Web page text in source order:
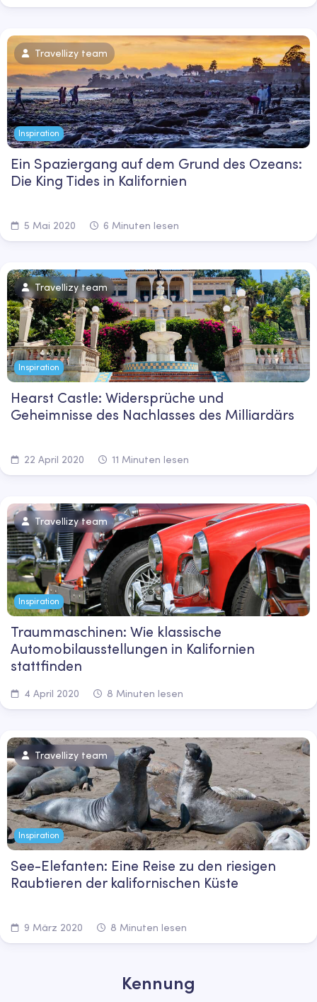
Travellizy team
Inspiration
Ein Spaziergang auf dem Grund des Ozeans:
Die King Tides in Kalifornien
5 Mai 2020 6 Minuten lesen
Travellizy team
Inspiration
Hearst Castle: Widersprüche und
Geheimnisse des Nachlasses des Milliardärs
22 April 2020 11 Minuten lesen
Travellizy team
Inspiration
Traummaschinen: Wie klassische
Automobilausstellungen in Kalifornien
stattfinden
4 April 2020 8 Minuten lesen
Travellizy team
Inspiration
See-Elefanten: Eine Reise zu den riesigen
Raubtieren der kalifornischen Küste
9 März 2020 8 Minuten lesen
Kennung